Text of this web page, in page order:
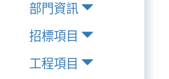
部門資訊
招標項目
工程項目